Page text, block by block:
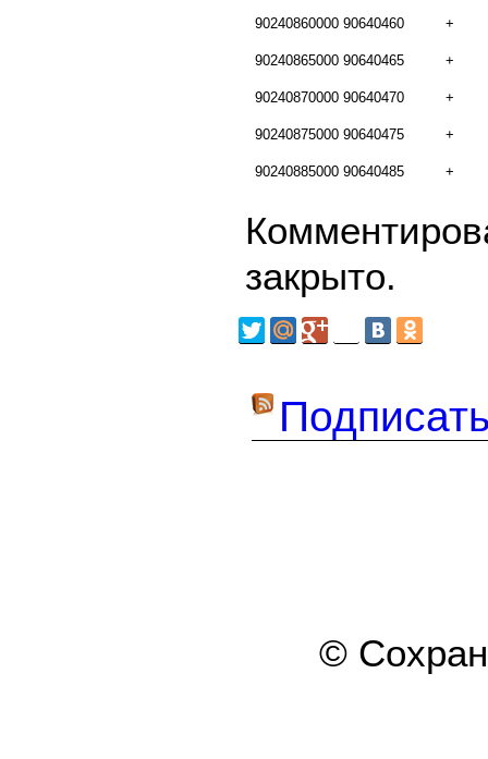
90240860000 90640460 +
90240865000 90640465 +
90240870000 90640470 +
90240875000 90640475 +
90240885000 90640485 +
закрыто.
©